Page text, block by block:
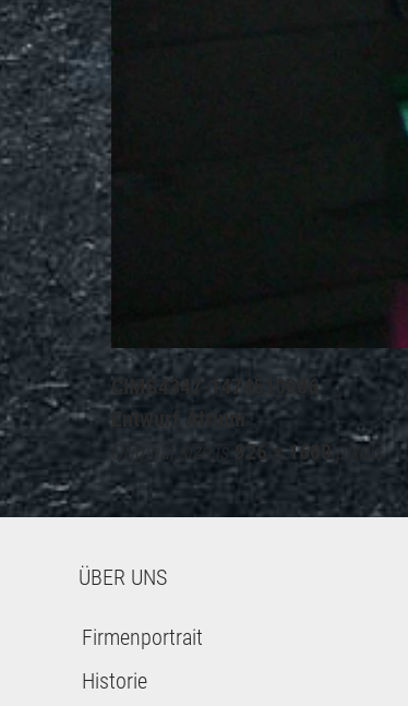
CIMG4347-1474510906
Entwurf Atrium
Original size is 926 × 1600pixels
ÜBER UNS
Firmenportrait
Historie